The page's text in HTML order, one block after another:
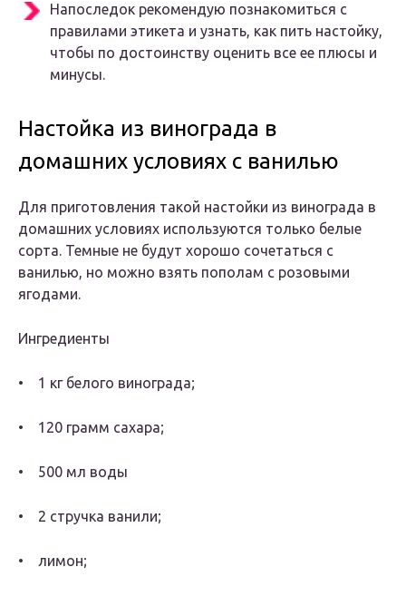
Напоследок рекомендую познакомиться с
правилами этикета и узнать, как пить настойку,
чтобы по достоинству оценить все ее плюсы и
минусы.
Настойка из винограда в
домашних условиях с ванилью
Для приготовления такой настойки из винограда в
домашних условиях используются только белые
сорта. Темные не будут хорошо сочетаться с
ванилью, но можно взять пополам с розовыми
ягодами.
Ингредиенты
• 1 кг белого винограда;
• 120 грамм сахара;
• 500 мл воды
• 2 стручка ванили;
• лимон;